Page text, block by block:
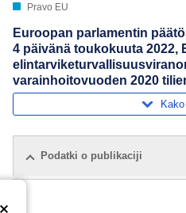
Pravo EU
Euroopan parlamentin
4 päivänä toukokuuta 2022,
varainhoitovuoden 2020
Podatki o publikaciji